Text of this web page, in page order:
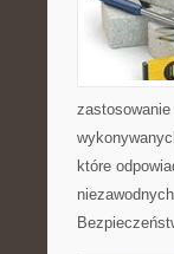
które